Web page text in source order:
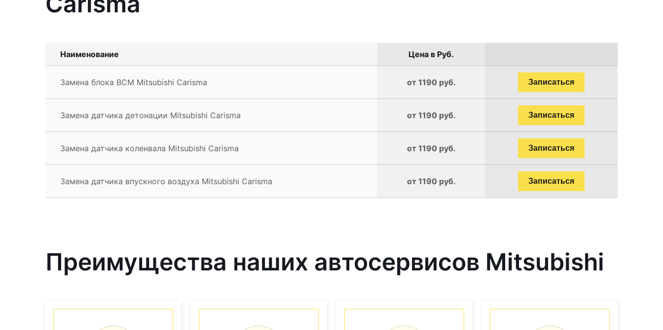
Наименование Цена в Руб.
Замена блока BCM Mitsubishi Carisma от 1190 руб. Записаться
Замена датчика детонации Mitsubishi Carisma от 1190 руб. Записаться
Замена датчика коленвала Mitsubishi Carisma от 1190 руб. Записаться
Замена датчика впускного воздуха Mitsubishi Carisma от 1190 руб. Записаться
Преимущества наших автосервисов Mitsubishi